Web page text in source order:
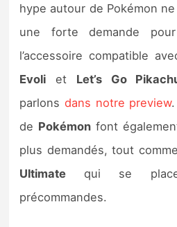
hype autour de Pokémon
une forte demande
l’accessoire compatible
Evoli et Let’s Go
parlons dans notre preview
de Pokémon font
plus demandés, tout comme
Ultimate qui se
précommandes.